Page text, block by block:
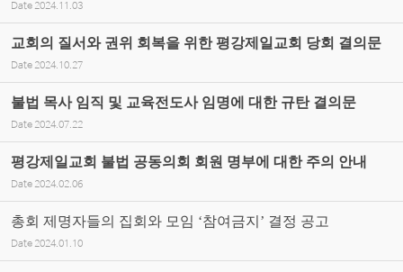
Date 2024.11.03
교회의 질서와 권위 회복을 위한 평강제일교회 당회 결의문
Date 2024.10.27
불법 목사 임직 및 교육전도사 임명에 대한 규탄 결의문
Date 2024.07.22
평강제일교회 불법 공동의회 회원 명부에 대한 주의 안내
Date 2024.02.06
총회 제명자들의 집회와 모임 ‘참여금지’ 결정 공고
Date 2024.01.10